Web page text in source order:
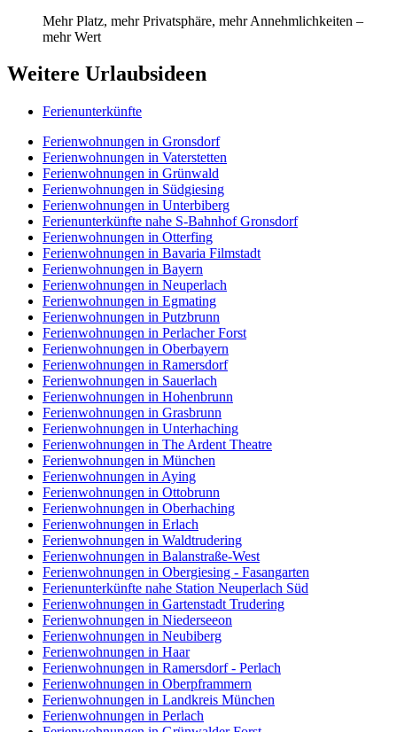
Mehr Platz, mehr Privatsphäre, mehr Annehmlichkeiten –
mehr Wert
Weitere Urlaubsideen
Ferienunterkünfte
Ferienwohnungen in Gronsdorf
Ferienwohnungen in Vaterstetten
Ferienwohnungen in Grünwald
Ferienwohnungen in Südgiesing
Ferienwohnungen in Unterbiberg
Ferienunterkünfte nahe S-Bahnhof Gronsdorf
Ferienwohnungen in Otterfing
Ferienwohnungen in Bavaria Filmstadt
Ferienwohnungen in Bayern
Ferienwohnungen in Neuperlach
Ferienwohnungen in Egmating
Ferienwohnungen in Putzbrunn
Ferienwohnungen in Perlacher Forst
Ferienwohnungen in Oberbayern
Ferienwohnungen in Ramersdorf
Ferienwohnungen in Sauerlach
Ferienwohnungen in Hohenbrunn
Ferienwohnungen in Grasbrunn
Ferienwohnungen in Unterhaching
Ferienwohnungen in The Ardent Theatre
Ferienwohnungen in München
Ferienwohnungen in Aying
Ferienwohnungen in Ottobrunn
Ferienwohnungen in Oberhaching
Ferienwohnungen in Erlach
Ferienwohnungen in Waldtrudering
Ferienwohnungen in Balanstraße-West
Ferienwohnungen in Obergiesing - Fasangarten
Ferienunterkünfte nahe Station Neuperlach Süd
Ferienwohnungen in Gartenstadt Trudering
Ferienwohnungen in Niederseeon
Ferienwohnungen in Neubiberg
Ferienwohnungen in Haar
Ferienwohnungen in Ramersdorf - Perlach
Ferienwohnungen in Oberpframmern
Ferienwohnungen in Landkreis München
Ferienwohnungen in Perlach